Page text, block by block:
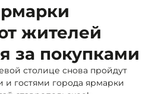
жителей
за покупками
столице снова пройдут
гостями города ярмарки